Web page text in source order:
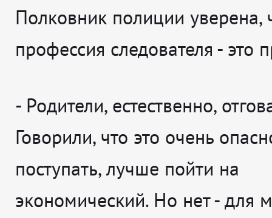
Полковник полиции уверена,
профессия следователя - это
- Родители, естественно,
Говорили, что это очень
поступать, лучше пойти на
экономический. Но нет - для